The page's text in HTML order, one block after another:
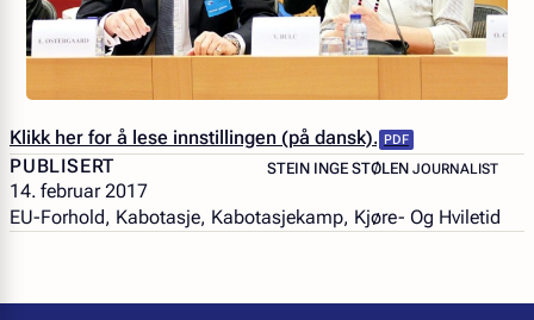
Klikk her for å lese innstillingen (på dansk).
PUBLISERT
14. februar 2017
STEIN INGE STØLEN – JOURNALIST
JOURNALIST
EU-Forhold, Kabotasje, Kabotasjekamp, Kjøre- Og Hviletid